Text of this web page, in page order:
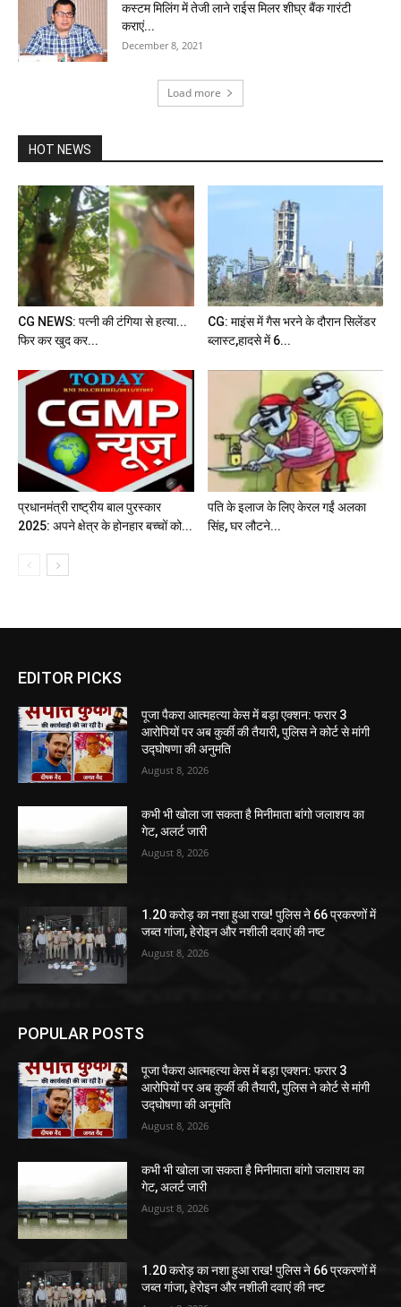
कस्टम मिलिंग में तेजी लाने राईस मिलर शीघ्र बैंक गारंटी
कराएं...
December 8, 2021
Load more
HOT NEWS
CG NEWS: पत्नी की टंगिया से हत्या...
फिर कर खुद कर...
CG: माइंस में गैस भरने के दौरान सिलेंडर
ब्लास्ट,हादसे में 6...
प्रधानमंत्री राष्ट्रीय बाल पुरस्कार
2025: अपने क्षेत्र के होनहार बच्चों को...
पति के इलाज के लिए केरल गईं अलका
सिंह, घर लौटने...
EDITOR PICKS
पूजा पैकरा आत्महत्या केस में बड़ा एक्शन: फरार 3
आरोपियों पर अब कुर्की की तैयारी, पुलिस ने कोर्ट से मांगी
उद्घोषणा की अनुमति
August 8, 2026
कभी भी खोला जा सकता है मिनीमाता बांगो जलाशय का
गेट, अलर्ट जारी
August 8, 2026
1.20 करोड़ का नशा हुआ राख! पुलिस ने 66 प्रकरणों में
जब्त गांजा, हेरोइन और नशीली दवाएं की नष्ट
August 8, 2026
POPULAR POSTS
पूजा पैकरा आत्महत्या केस में बड़ा एक्शन: फरार 3
आरोपियों पर अब कुर्की की तैयारी, पुलिस ने कोर्ट से मांगी
उद्घोषणा की अनुमति
August 8, 2026
कभी भी खोला जा सकता है मिनीमाता बांगो जलाशय का
गेट, अलर्ट जारी
August 8, 2026
1.20 करोड़ का नशा हुआ राख! पुलिस ने 66 प्रकरणों में
जब्त गांजा, हेरोइन और नशीली दवाएं की नष्ट